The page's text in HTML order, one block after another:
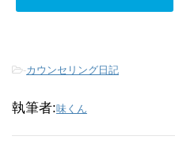
-カウンセリング日記
執筆者:味くん